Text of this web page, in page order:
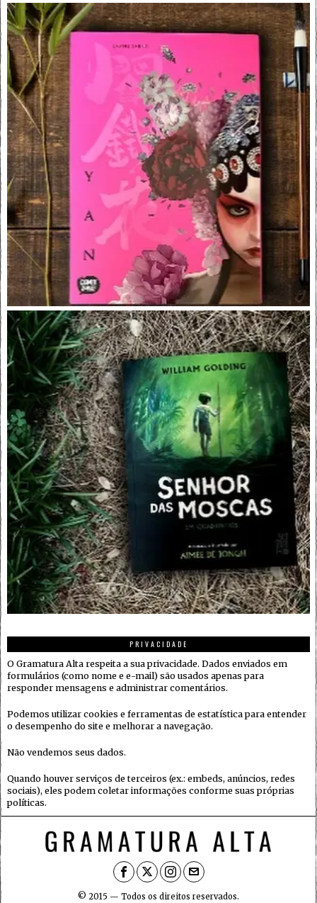
PRIVACIDADE
O Gramatura Alta respeita a sua privacidade. Dados enviados em
formulários (como nome e e-mail) são usados apenas para
responder mensagens e administrar comentários.
Podemos utilizar cookies e ferramentas de estatística para entender
o desempenho do site e melhorar a navegação.
Não vendemos seus dados.
Quando houver serviços de terceiros (ex.: embeds, anúncios, redes
sociais), eles podem coletar informações conforme suas próprias
políticas.
© 2015 — Todos os direitos reservados.